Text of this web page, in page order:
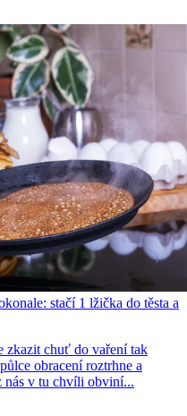
stačí 1 lžička do těsta a
zkazit chuť do vaření tak
obracení roztrhne a
nás v tu chvíli obviní...